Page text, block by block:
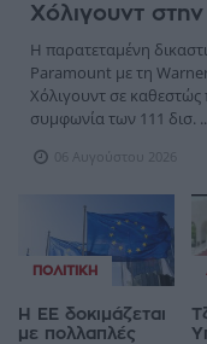
Χόλιγουντ
Η παρατεταμένη
Paramount με τη
Χόλιγουντ σε
συμφωνία των 111 δισ.
06 Αυγούστου 2026
ΠΟΛΙΤΙΚΉ
Η ΕΕ δοκιμάζεται
με πολλαπλές